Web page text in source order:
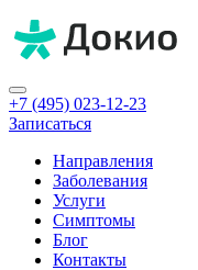
+7 (495) 023-12-23
Записаться
Направления
Заболевания
Услуги
Симптомы
Блог
Контакты